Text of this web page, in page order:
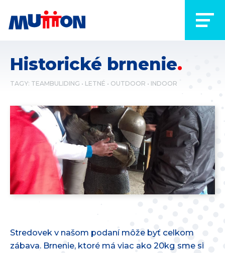
Historické brnenie
TAGY: TEAMBULIDING LETNÉ OUTDOOR INDOOR
Stredovek v našom podaní môže byť celkom
zábava. Brnenie, ktoré má viac ako 20kg sme si